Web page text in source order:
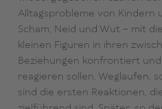
Alltagsprobleme von Kindern
Scham, Neid und Wut – mit
kleinen Figuren in ihren
Beziehungen konfrontiert
reagieren sollen. Weglaufen,
sind die ersten Reaktionen,